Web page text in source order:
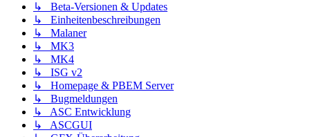
↳ Beta-Versionen & Updates
↳ Einheitenbeschreibungen
↳ Malaner
↳ MK3
↳ MK4
↳ ISG v2
↳ Homepage & PBEM Server
↳ Bugmeldungen
↳ ASC Entwicklung
↳ ASCGUI